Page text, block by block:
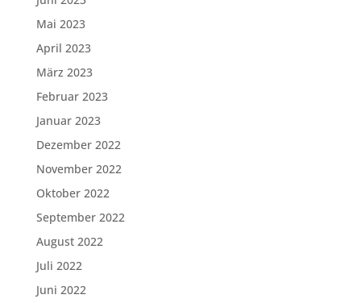
Mai 2023
April 2023
März 2023
Februar 2023
Januar 2023
Dezember 2022
November 2022
Oktober 2022
September 2022
August 2022
Juli 2022
Juni 2022